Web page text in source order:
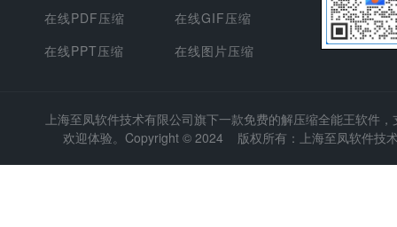
在线PDF压缩
在线PPT压缩
在线GIF压缩
在线图片压缩
上海至凤软件技术有限公司旗下一款免费的解压缩全能王软件
欢迎体验。Copyright © 2024 版权所有：上海至凤软件技